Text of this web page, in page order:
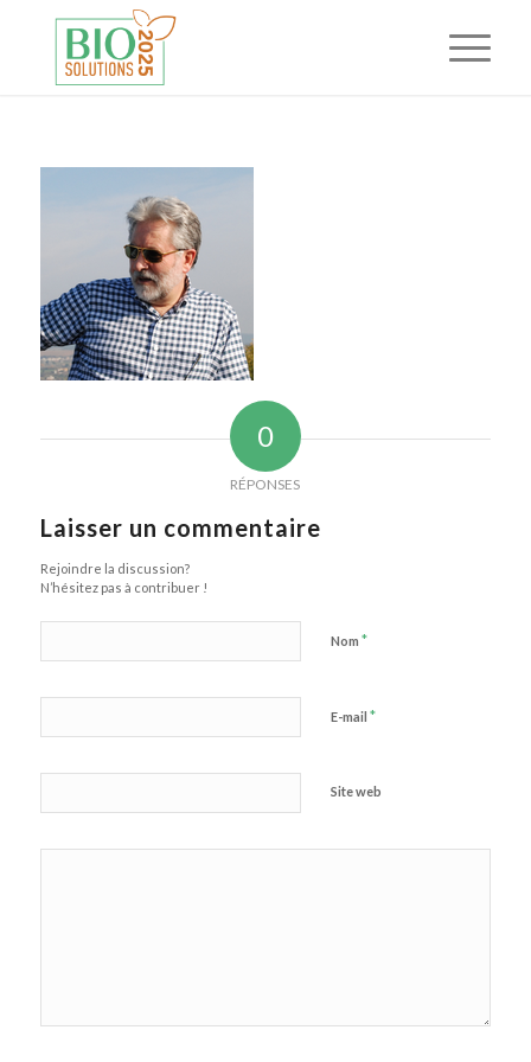
0
RÉPONSES
Laisser un commentaire
Rejoindre la discussion?
N’hésitez pas à contribuer !
Nom *
E-mail *
Site web